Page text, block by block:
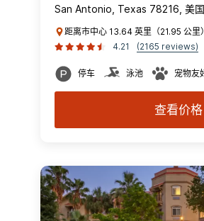
San Antonio, Texas 78216, 美国
距离市中心 13.64 英里（21.95 公
4.21
(2165 reviews)
停车 泳池 宠物友
查看价格